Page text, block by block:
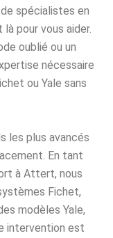
spécialistes en
là pour vous aider.
oublié ou un
nécessaire
ou Yale sans
les plus avancés
En tant
à Attert, nous
Fichet,
modèles Yale,
intervention est